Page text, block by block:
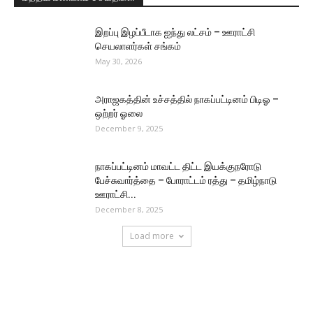
இறப்பு இழப்பீடாக ஐந்து லட்சம் – ஊராட்சி
செயலாளர்கள் சங்கம்
May 30, 2026
அராஜகத்தின் உச்சத்தில் நாகப்பட்டினம் பிடிஓ –
ஒற்றர் ஓலை
December 9, 2025
நாகப்பட்டினம் மாவட்ட திட்ட இயக்குநரோடு
பேச்சுவார்த்தை – போராட்டம் ரத்து – தமிழ்நாடு
ஊராட்சி...
December 8, 2025
Load more